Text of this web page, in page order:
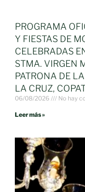
PROGRAMA
Y FIESTAS DE
CELEBRADAS
STMA. VIRGEN
PATRONA DE
LA CRUZ,
06/08/2026 No hay
Leer más »